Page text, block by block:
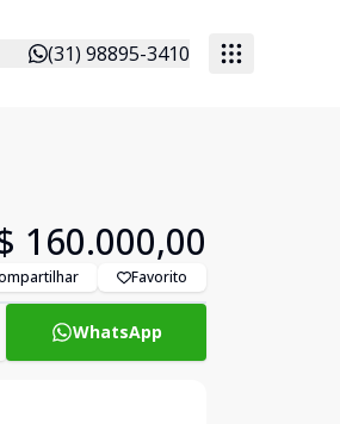
(31) 98895-3410
160.000,00
Favorito
WhatsApp